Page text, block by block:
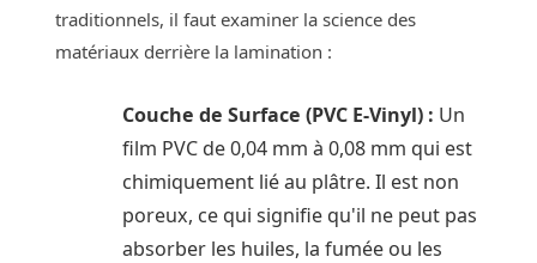
traditionnels, il faut examiner la science des
matériaux derrière la lamination :
Couche de Surface (PVC E-Vinyl) : Un
film PVC de 0,04 mm à 0,08 mm qui est
chimiquement lié au plâtre. Il est non
poreux, ce qui signifie qu'il ne peut pas
absorber les huiles, la fumée ou les